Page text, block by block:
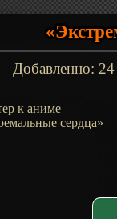
Добавленно: